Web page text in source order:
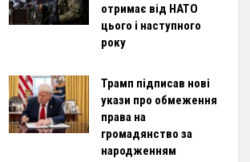
отримає від НАТО
цього і наступного
року
Трамп підписав нові
укази про обмеження
права на
громадянство за
народженням